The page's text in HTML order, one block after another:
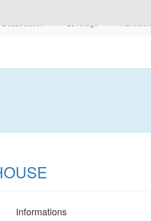
L'association
Le refuge Adhésion
Informations